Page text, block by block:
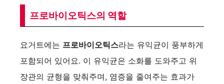
프로바이오틱스의 역할
요거트에는 프로바이오틱스라는 유익균이 풍부하게
포함되어 있어요. 이 유익균은 소화를 도와주고 위
장관의 균형을 맞춰주며, 염증을 줄여주는 효과가